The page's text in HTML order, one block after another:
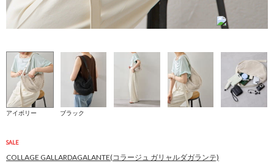
アイボリー ブラック
SALE
COLLAGE GALLARDAGALANTE(コラージュ ガリャルダガランテ)